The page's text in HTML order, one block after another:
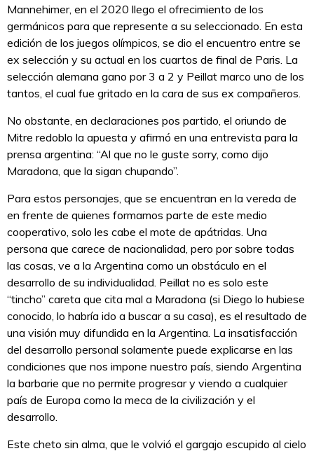
Mannehimer, en el 2020 llego el ofrecimiento de los
germánicos para que represente a su seleccionado. En esta
edición de los juegos olímpicos, se dio el encuentro entre se
ex selección y su actual en los cuartos de final de Paris. La
selección alemana gano por 3 a 2 y Peillat marco uno de los
tantos, el cual fue gritado en la cara de sus ex compañeros.
No obstante, en declaraciones pos partido, el oriundo de
Mitre redoblo la apuesta y afirmó en una entrevista para la
prensa argentina: “Al que no le guste sorry, como dijo
Maradona, que la sigan chupando”.
Para estos personajes, que se encuentran en la vereda de
en frente de quienes formamos parte de este medio
cooperativo, solo les cabe el mote de apátridas. Una
persona que carece de nacionalidad, pero por sobre todas
las cosas, ve a la Argentina como un obstáculo en el
desarrollo de su individualidad. Peillat no es solo este
“tincho” careta que cita mal a Maradona (si Diego lo hubiese
conocido, lo habría ido a buscar a su casa), es el resultado de
una visión muy difundida en la Argentina. La insatisfacción
del desarrollo personal solamente puede explicarse en las
condiciones que nos impone nuestro país, siendo Argentina
la barbarie que no permite progresar y viendo a cualquier
país de Europa como la meca de la civilización y el
desarrollo.
Este cheto sin alma, que le volvió el gargajo escupido al cielo